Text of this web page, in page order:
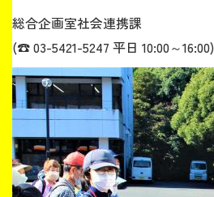
総合企画室社会連携課
(☎ 03-5421-5247 平日 10:00～16:00)